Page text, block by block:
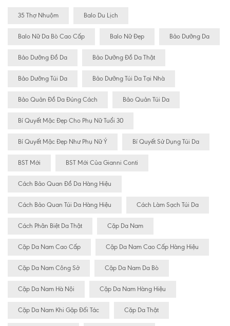
35 Thợ Nhuộm Balo Du Lịch
Balo Nữ Da Bò Cao Cấp Balo Nữ Đẹp Bảo Dưỡng Da
Bảo Dưỡng Đồ Da Bảo Dưỡng Đồ Da Thật
Bảo Dưỡng Túi Da Bảo Dưỡng Túi Da Tại Nhà
Bảo Quản Đồ Da Đúng Cách Bảo Quản Túi Da
Bí Quyết Mặc Đẹp Cho Phụ Nữ Tuổi 30
Bí Quyết Mặc Đẹp Như Phụ Nữ Ý Bí Quyết Sử Dụng Túi Da
BST Mới BST Mới Của Gianni Conti
Cách Bảo Quan Đồ Da Hàng Hiệu
Cách Bảo Quan Túi Da Hàng Hiệu Cách Làm Sạch Túi Da
Cách Phân Biệt Da Thật Cặp Da Nam
Cặp Da Nam Cao Cấp Cặp Da Nam Cao Cấp Hàng Hiệu
Cặp Da Nam Công Sở Cặp Da Nam Da Bò
Cặp Da Nam Hà Nội Cặp Da Nam Hàng Hiệu
Cặp Da Nam Khi Gặp Đối Tác Cặp Da Thật